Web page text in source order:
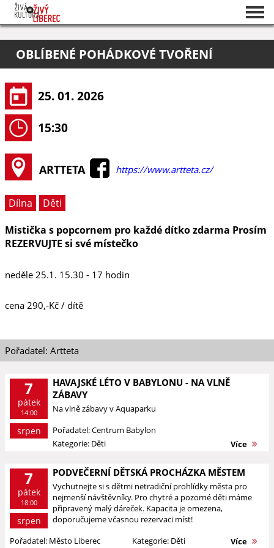
O projektu
Pořadatelé
OBLÍBENÉ POHÁDKOVÉ TVOŘENÍ
25. 01. 2026
15:30
ARTTETA https://www.artteta.cz/
Dílna
Děti
Mistička s popcornem pro každé dítko zdarma Prosím
REZERVUJTE si své místečko
neděle 25.1. 15.30 - 17 hodin
cena 290,-Kč / dítě
Pořadatel: Artteta
7
pátek
14:00
srpen
HAVAJSKÉ LÉTO V BABYLONU - NA VLNĚ
ZÁBAVY
Na vlně zábavy v Aquaparku
Pořadatel: Centrum Babylon
Kategorie: Děti
Více
7
pátek
18:00
srpen
PODVEČERNÍ DĚTSKÁ PROCHÁZKA MĚSTEM
Vychutnejte si s dětmi netradiční prohlídky města pro
nejmenší návštěvníky. Pro chytré a pozorné děti máme
připravený malý dáreček. Kapacita je omezena,
doporučujeme včasnou rezervaci míst!
Pořadatel: Město Liberec
Kategorie: Děti Více